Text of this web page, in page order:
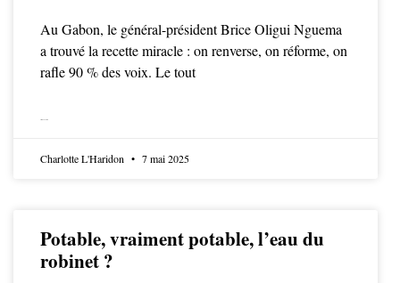
Au Gabon, le général-président Brice Oligui Nguema
a trouvé la recette miracle : on renverse, on réforme, on
rafle 90 % des voix. Le tout
Charlotte L'Haridon 7 mai 2025
Potable, vraiment potable, l’eau du
robinet ?